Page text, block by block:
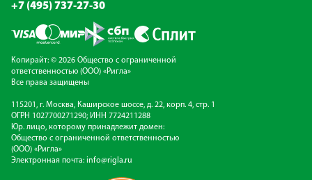
+7 (495) 737-27-30
Копирайт: © 2026 Общество с ограниченной
ответственностью (ООО) «Ригла»
Все права защищены
115201, г. Москва, Каширское шоссе, д. 22, корп. 4, стр. 1
ОГРН 1027700271290; ИНН 7724211288
Юр. лицо, которому принадлежит домен:
Общество с ограниченной ответственностью
(ООО) «Ригла»
Электронная почта: info@rigla.ru